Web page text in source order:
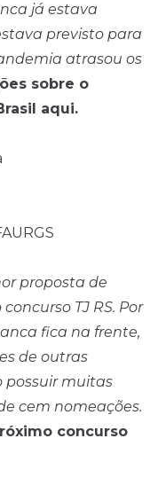
já estava
previsto para
atrasou os
sobre o
aqui.
proposta de
TJ RS. Por
fica na frente,
de outras
possuir muitas
cem nomeações.
concurso